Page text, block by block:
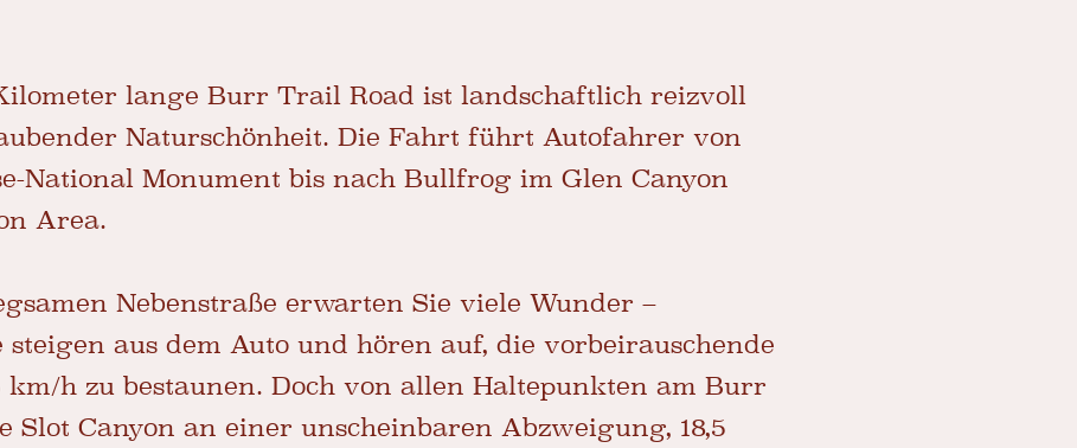
lange Burr Trail Road ist landschaftlich reizvoll
Naturschönheit. Die Fahrt führt Autofahrer von
National Monument bis nach Bullfrog im Glen Canyon
Area.
Nebenstraße erwarten Sie viele Wunder –
steigen aus dem Auto und hören auf, die vorbeirauschende
km/h zu bestaunen. Doch von allen Haltepunkten am Burr
Canyon an einer unscheinbaren Abzweigung, 18,5